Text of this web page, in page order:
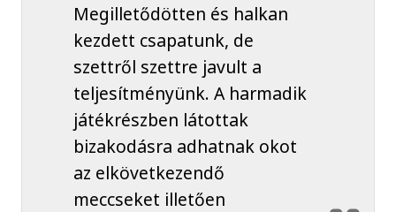
Megilletődötten és halkan
kezdett csapatunk, de
szettről szettre javult a
teljesítményünk. A harmadik
játékrészben látottak
bizakodásra adhatnak okot
az elkövetkezendő
meccseket illetően